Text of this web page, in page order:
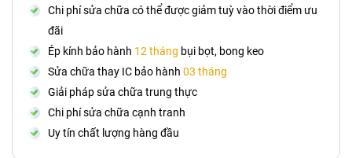
Chi phí sửa chữa có thể được giảm tuỳ vào thời điểm ưu
đãi
Ép kính bảo hành 12 tháng bụi bọt, bong keo
Sửa chữa thay IC bảo hành 03 tháng
Giải pháp sửa chữa trung thực
Chi phí sửa chữa cạnh tranh
Uy tín chất lượng hàng đầu